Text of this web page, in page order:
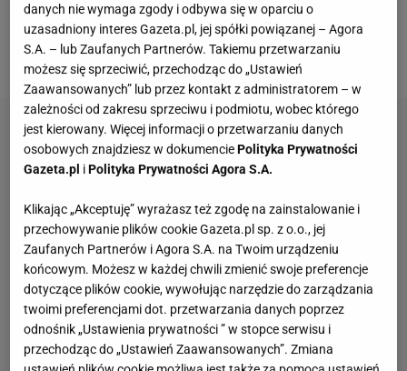
rozgrywkach klub z Emirates zgromadził 18 punktów
(8. miejsce) i do lidera tabeli -Liverpoolu- traci aż 19
punktów.
danych nie wymaga zgody i odbywa się w oparciu o
uzasadniony interes Gazeta.pl, jej spółki powiązanej – Agora
S.A. – lub Zaufanych Partnerów. Takiemu przetwarzaniu
możesz się sprzeciwić, przechodząc do „Ustawień
Zaawansowanych” lub przez kontakt z administratorem – w
zależności od zakresu sprzeciwu i podmiotu, wobec którego
jest kierowany. Więcej informacji o przetwarzaniu danych
osobowych znajdziesz w dokumenciePolityka Prywatności
Gazeta.pl iPolityka Prywatności Agora S.A.
Klikając „Akceptuję” wyrażasz też zgodę na zainstalowanie i
przechowywanie plików cookie Gazeta.pl sp. z o.o., jej
Zaufanych Partnerów i Agora S.A. na Twoim urządzeniu
końcowym. Możesz w każdej chwili zmienić swoje preferencje
dotyczące plików cookie, wywołując narzędzie do zarządzania
twoimi preferencjami dot. przetwarzania danych poprzez
odnośnik „Ustawienia prywatności ” w stopce serwisu i
przechodząc do „Ustawień Zaawansowanych”. Zmiana